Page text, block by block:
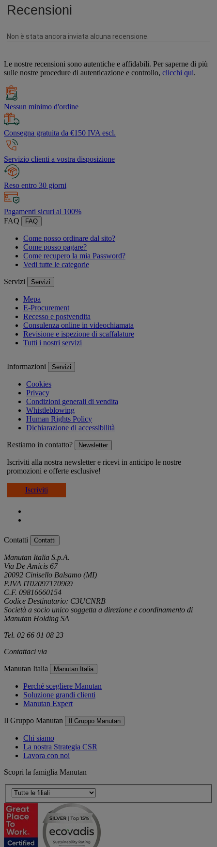
Le nostre recensioni sono autentiche e affidabili. Per saperne di più
sulle nostre procedure di autenticazione e controllo, clicchi qui.
Nessun minimo d'ordine
Consegna gratuita da €150 IVA escl.
Servizio clienti a vostra disposizione
Reso entro 30 giorni
Pagamenti sicuri al 100%
FAQ
FAQ
Come posso ordinare dal sito?
Come posso pagare?
Come recupero la mia Password?
Vedi tutte le categorie
Servizi Servizi
Mepa
E-Procurement
Recesso e postvendita
Consulenza online in videochiamata
Revisione e ispezione di scaffalature
Tutti i nostri servizi
Informazioni Servizi
Cookies
Privacy
Condizioni generali di vendita
Whistleblowing
Human Rights Policy
Dichiarazione di accessibilità
Restiamo in contatto? Newsletter
Iscriviti alla nostra newsletter e ricevi in anticipo le nostre
promozioni e offerte esclusive!
Iscriviti
Contatti Contatti
Manutan Italia S.p.A.
Via De Amicis 67
20092 Cinisello Balsamo (MI)
P.IVA IT02097170969
C.F. 09816660154
Codice Destinatario: C3UCNRB
Società a socio unico soggetta a direzione e coordinamento di
Manutan Holding SA
Tel. 02 66 01 08 23
Contattaci via
Manutan Italia Manutan Italia
Perché scegliere Manutan
Soluzione grandi clienti
Manutan Expert
Il Gruppo Manutan Il Gruppo Manutan
Chi siamo
La nostra Strategia CSR
Lavora con noi
Scopri la famiglia Manutan